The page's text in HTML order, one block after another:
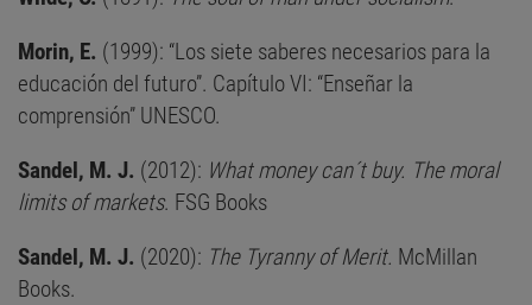
Morin, E. (1999): “Los siete saberes necesarios para la
educación del futuro”. Capítulo VI: “Enseñar la
comprensión” UNESCO.
Sandel, M. J. (2012): What money can´t buy. The moral
limits of markets. FSG Books
Sandel, M. J. (2020): The Tyranny of Merit. McMillan
Books.